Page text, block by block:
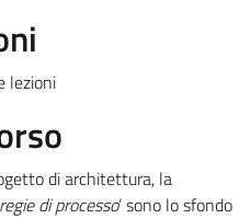
lezioni
di architettura, la
regie di processo’ sono lo sfondo